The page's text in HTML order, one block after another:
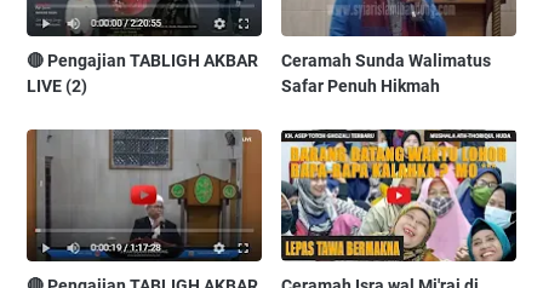
🔴 Pengajian TABLIGH AKBAR
LIVE (2)
Ceramah Sunda Walimatus
Safar Penuh Hikmah